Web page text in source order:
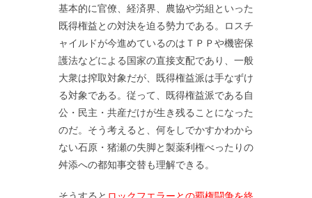
基本的に官僚、経済界、農協や労組といった
既得権益との対決を迫る勢力である。ロスチ
ャイルドが今進めているのはＴＰＰや機密保
護法などによる国家の直接支配であり、一般
大衆は搾取対象だが、既得権益派は手なずけ
る対象である。従って、既得権益派である自
公・民主・共産だけが生き残ることになった
のだ。そう考えると、何をしでかすかわから
ない石原・猪瀬の失脚と製薬利権べったりの
舛添への都知事交替も理解できる。
そうすると ロックフエラーとの覇権闘争を終